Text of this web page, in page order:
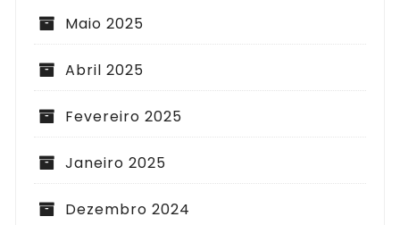
Maio 2025
Abril 2025
Fevereiro 2025
Janeiro 2025
Dezembro 2024